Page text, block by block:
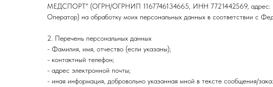
МЕДСПОРТ" (ОГРН/ОГРНИП 1167746134665, ИНН 7721442569, адрес: 3.
Оператор) на обработку моих персональных данных в соответствии с
2. Перечень персональных данных
- Фамилия, имя, отчество (если указаны);
- контактный телефон;
- адрес электронной почты;
- иная информация, добровольно указанная мной в тексте сообщения/